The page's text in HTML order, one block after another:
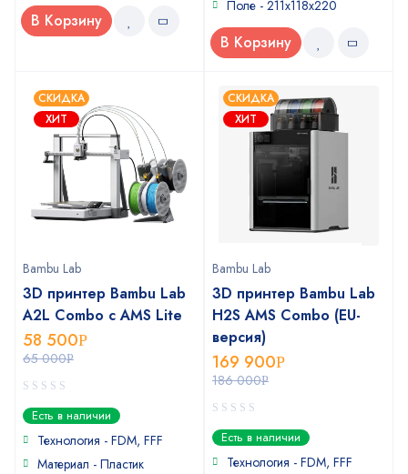
В Корзину
Поле - 211х118х220
В Корзину
СКИДКА
ХИТ
Bambu Lab
3D принтер Bambu Lab
A2L Combo с AMS Lite
65 000Р
58 500Р
0
out
of
Есть в наличии
Технология - FDM, FFF
Материал - Пластик
СКИДКА
ХИТ
Bambu Lab
3D принтер Bambu Lab
H2S AMS Combo (EU-
версия)
186 000Р
169 900Р
0
out
of
Есть в наличии
Технология - FDM, FFF